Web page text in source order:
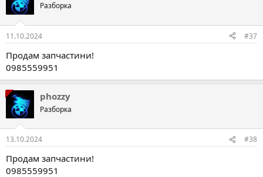
Разборка
11.10.2024 #37
Продам запчастини!
0985559951
phozzy
Разборка
13.10.2024 #38
Продам запчастини!
0985559951